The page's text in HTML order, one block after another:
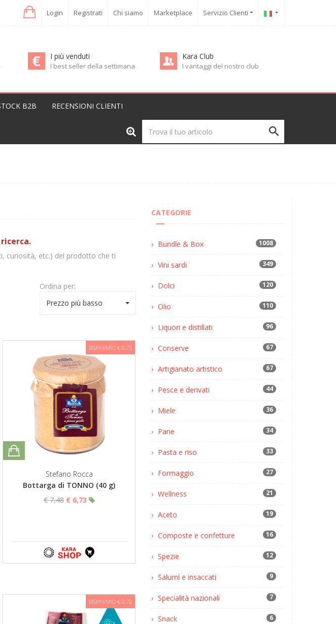
Login Registrati Chi siamo Marketplace Servizio Clienti
I più venduti
I best seller della settimana
Kara Club
I vantaggi del nostro club
B2B RECENSIONI CLIENTI
curiosità, etc.) del prodotto che ti
Ordina per:
Prezzo più basso
RISPARMIO € 0,75
Stefano Rocca
Bottarga di TONNO (40 g)
€ 7,48 € 6,73
RISPARMIO € 0,72
CATEGORIE
Bundle & Box 1008
Vini sardi 349
Dolci 120
Olio 110
Liquori e distillati 96
Conserve 67
Artigianato artistico 67
Pesce e derivati 44
Miele 36
Pane 34
Pasta e riso 33
Formaggio 27
Wellness 21
Aceto 19
Composte e confetture 16
Spezie 12
Salumi e insaccati 9
Specialità nazionali 7
Snack 6